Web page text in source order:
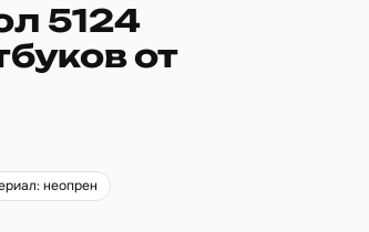
5124
от
неопрен